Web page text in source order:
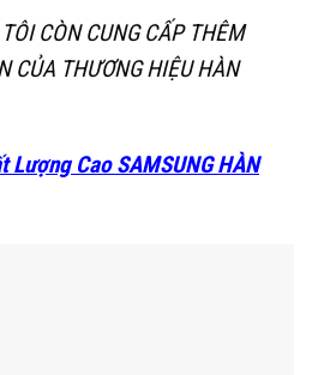
CÒN CUNG CẤP THÊM
CỦA THƯƠNG HIỆU HÀN
Lượng Cao SAMSUNG HÀN